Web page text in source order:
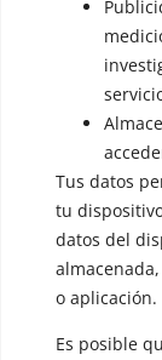
Tus datos
tu
datos del
o aplicación.
Es posible
▪️
▪️
OTRAS
▪️
▪️ Voz
▪️
🟥